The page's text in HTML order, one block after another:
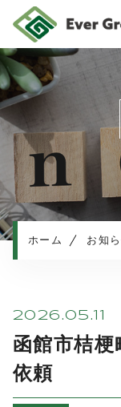
ホーム お知
2026.05.11
函館市桔
依頼